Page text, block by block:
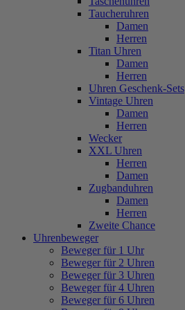
Taucheruhren
Damen
Herren
Titan Uhren
Damen
Herren
Uhren Geschenk-Sets
Vintage Uhren
Damen
Herren
Wecker
XXL Uhren
Herren
Damen
Zugbanduhren
Damen
Herren
Zweite Chance
Uhrenbeweger
Beweger für 1 Uhr
Beweger für 2 Uhren
Beweger für 3 Uhren
Beweger für 4 Uhren
Beweger für 6 Uhren